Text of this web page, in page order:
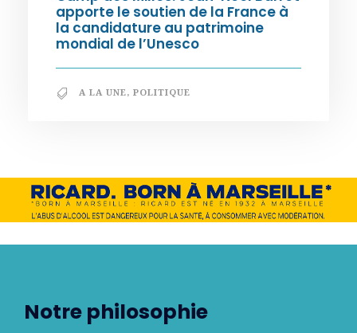
apporte le soutien de la France à
la candidature au patrimoine
mondial de l’Unesco
A LA UNE, POLITIQUE
Notre philosophie